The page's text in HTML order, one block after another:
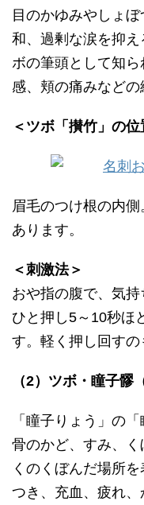
目のかゆみやしょ
和、過剰な涙を抑
ボの筆頭として知
感、頬の痛みなどの
＜ツボ「攅竹」の位
眉毛のつけ根の内
あります。
＜刺激法＞
おや指の腹で、気持
ひと押し5～10秒ほ
す。軽く押し回すの
（2）ツボ・瞳子髎
「瞳子りょう」の
骨のかど、すみ、
くのくぼんだ場所
つき、充血、疲れ